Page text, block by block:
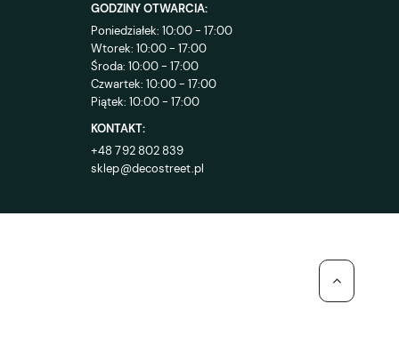
GODZINY OTWARCIA:
Poniedziałek: 10:00 - 17:00
Wtorek: 10:00 - 17:00
Środa: 10:00 - 17:00
Czwartek: 10:00 - 17:00
Piątek: 10:00 - 17:00
KONTAKT:
+48 792 802 839
sklep@decostreet.pl